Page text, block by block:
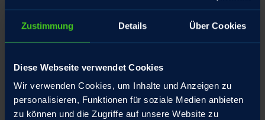
Zustimmung Details Über Cookies
Diese Webseite verwendet Cookies
Wir verwenden Cookies, um Inhalte und Anzeigen zu
personalisieren, Funktionen für soziale Medien anbieten
zu können und die Zugriffe auf unsere Website zu
Aufstellungsort
Produktbezeichnung
Datei anfügen